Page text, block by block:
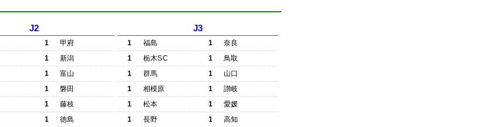
J2
1
甲府
1
新潟
1
富山
1
磐田
1
藤枝
1
徳島
J3
1 福島 1
奈良
1
栃木SC 1
鳥取
1
群馬 1
山口
1
相模原 1
讃岐
1
松本 1
愛媛
1
長野 1
高知